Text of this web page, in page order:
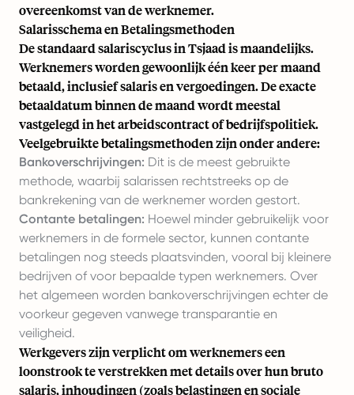
overeenkomst van de werknemer.
Salarisschema en Betalingsmethoden
De standaard salariscyclus in Tsjaad is maandelijks.
Werknemers worden gewoonlijk één keer per maand
betaald, inclusief salaris en vergoedingen. De exacte
betaaldatum binnen de maand wordt meestal
vastgelegd in het arbeidscontract of bedrijfspolitiek.
Veelgebruikte betalingsmethoden zijn onder andere:
Bankoverschrijvingen: Dit is de meest gebruikte
methode, waarbij salarissen rechtstreeks op de
bankrekening van de werknemer worden gestort.
Contante betalingen: Hoewel minder gebruikelijk voor
werknemers in de formele sector, kunnen contante
betalingen nog steeds plaatsvinden, vooral bij kleinere
bedrijven of voor bepaalde typen werknemers. Over
het algemeen worden bankoverschrijvingen echter de
voorkeur gegeven vanwege transparantie en
veiligheid.
Werkgevers zijn verplicht om werknemers een
loonstrook te verstrekken met details over hun bruto
salaris, inhoudingen (zoals belastingen en sociale